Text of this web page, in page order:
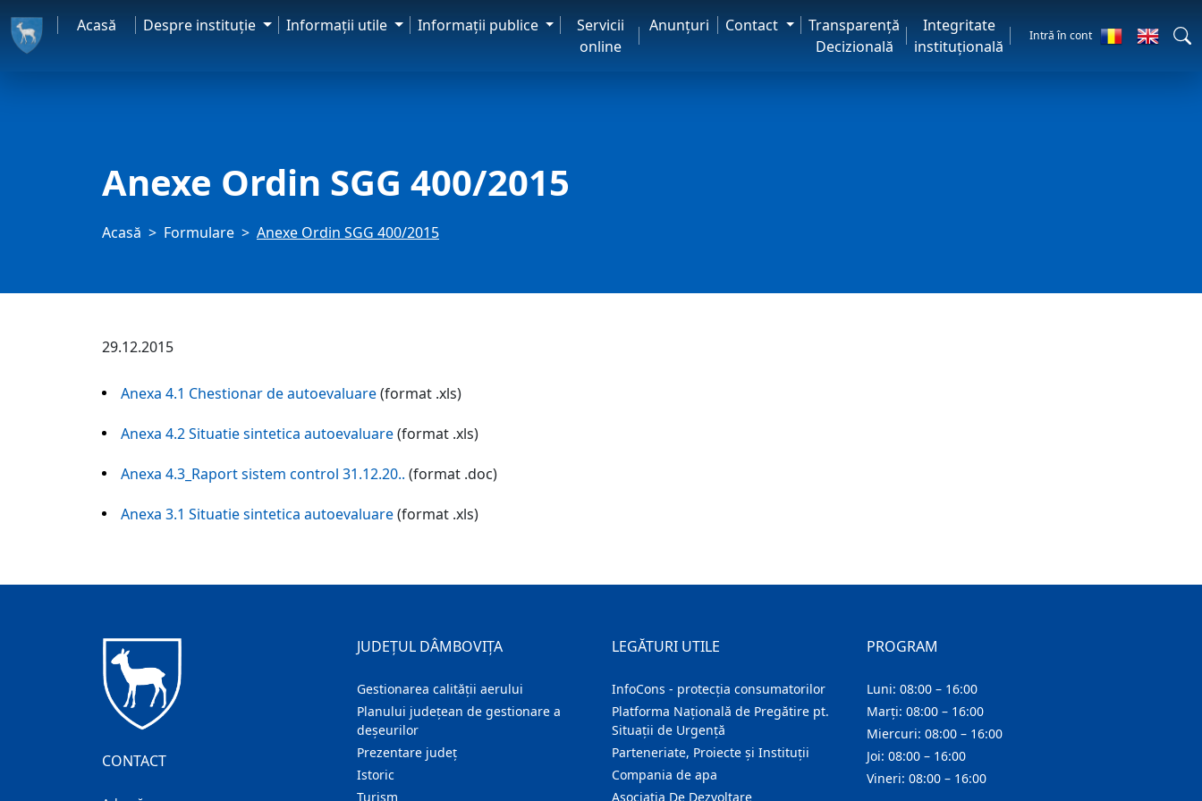
Acasă Despre instituţie Informaţii utile Informaţii publice
Servicii
online
Anunţuri Contact
Transparență
Decizională
Integritate
instituțională
Intră în cont
Anexe Ordin SGG 400/2015
Acasă Formulare Anexe Ordin SGG 400/2015
29.12.2015
Anexa 4.1 Chestionar de autoevaluare(format .xls)
Anexa 4.2 Situatie sintetica autoevaluare(format .xls)
Anexa 4.3_Raport sistem control 31.12.20.. (format .doc)
Anexa 3.1 Situatie sintetica autoevaluare(format .xls)
CONTACT
JUDEȚUL DÂMBOVIȚA
Gestionarea calității aerului
Planului județean de gestionare a
deșeurilor
Prezentare judeţ
Istoric
Turism
LEGĂTURI UTILE
InfoCons - protecția consumatorilor
Platforma Națională de Pregătire pt.
Situații de Urgență
Parteneriate, Proiecte și Instituții
Compania de apa
Asociatia De Dezvoltare
PROGRAM
Luni: 08:00 – 16:00
Marți: 08:00 – 16:00
Miercuri: 08:00 – 16:00
Joi: 08:00 – 16:00
Vineri: 08:00 – 16:00